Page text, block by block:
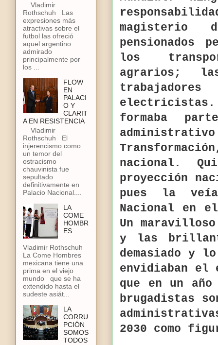
magisterio
pensionados
los
agrarios;
electricistas.
formaba
nacional.
proyección
pues la
Nacional en
Un
y las
demasiado y
envidiaban el
que en un
brugadistas
2030 como
Vladimir
Rothschuh Las
expresiones más
atractivas sobre el
futbol las ofreció
aquel argentino
admirado
principalmente por
los ...
FLOW
EN
PALACI
O Y
CLARIT
A EN RESISTENCIA
Vladimir
Rothschuh El
injerencismo como
un temor del
ostracismo
chauvinista fue
sepultado
definitivamente en
Palacio Nacional....
LA
COME
HOMBR
ES
Vladimir Rothschuh
La Come Hombres
mexicana tiene una
prima en el viejo
mundo que se ha
extendido hasta el
sudeste asiát...
LA
CORRU
PCIÓN
SOMOS
TODOS